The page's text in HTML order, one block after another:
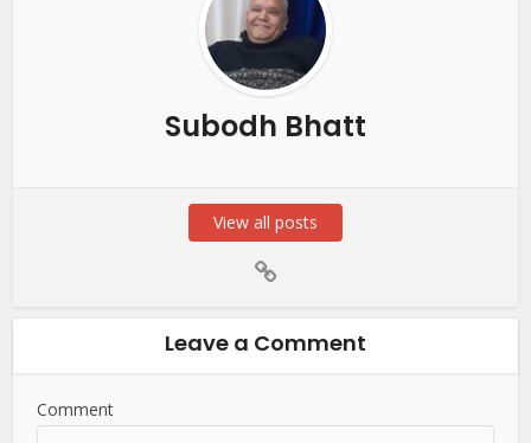
Subodh Bhatt
View all posts
Leave a Comment
Comment